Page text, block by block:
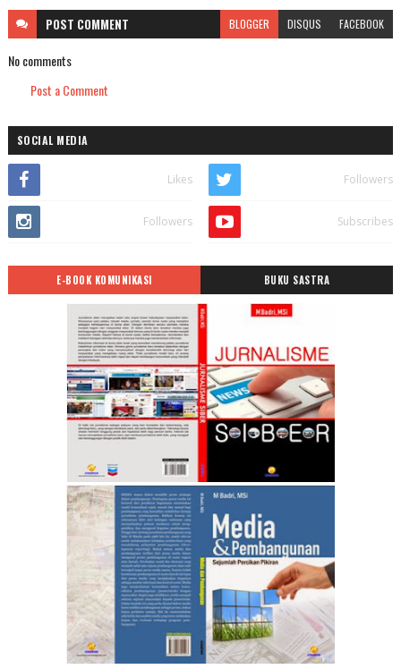
POST COMMENT BLOGGER DISQUS FACEBOOK
No comments
Post a Comment
SOCIAL MEDIA
Likes Followers
Followers Subscribes
E-BOOK KOMUNIKASI BUKU SASTRA